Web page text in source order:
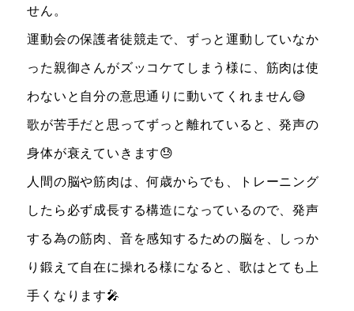
せん。
運動会の保護者徒競走で、ずっと運動していなか
った親御さんがズッコケてしまう様に、筋肉は使
わないと自分の意思通りに動いてくれません😅
歌が苦手だと思ってずっと離れていると、発声の
身体が衰えていきます😓
人間の脳や筋肉は、何歳からでも、トレーニング
したら必ず成長する構造になっているので、発声
する為の筋肉、音を感知するための脳を、しっか
り鍛えて自在に操れる様になると、歌はとても上
手くなります🎤